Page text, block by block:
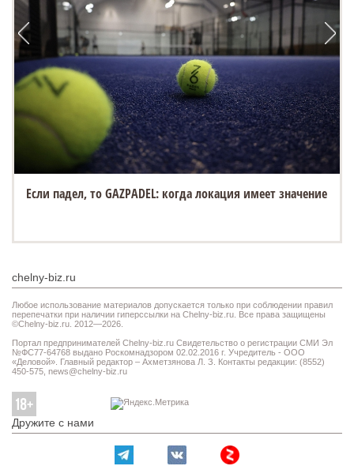
Если падел, то GAZPADEL: когда локация имеет значение
chelny-biz.ru
Любое использование материалов допускается только при соблюдении правил
перепечатки при наличии гиперссылки на Chelny-biz.ru. Все права защищены
©Chelny-biz.ru. 2012—2026.
Портал предпринимателей Chelny-biz.ru Свидетельство о регистрации СМИ Эл
№ФС77-64768 выдано Роскомнадзором 02.02.2016 г. Учредитель - ООО
«Деловой». Главный редактор – Ахметзянова Л. З. Контакты редакции: (8552)
450-575, news@chelny-biz.ru
Дружите с нами